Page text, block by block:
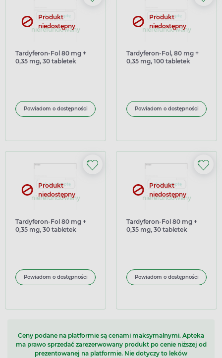
nierefundowany
Produkt
niedostępny
Tardyferon-Fol 80 mg +
0,35 mg, 30 tabletek
Powiadom o dostępności
nierefundowany
Produkt
niedostępny
Tardyferon-Fol, 80 mg +
0,35 mg, 100 tabletek
Powiadom o dostępności
nierefundowany
Produkt
niedostępny
Tardyferon-Fol 80 mg +
0,35 mg, 30 tabletek
Powiadom o dostępności
nierefundowany
Produkt
niedostępny
Tardyferon-Fol 80 mg +
0,35 mg, 30 tabletek
Powiadom o dostępności
Ceny podane na platformie są cenami maksymalnymi. Apteka
ma prawo sprzedać zarezerwowany produkt po cenie niższej od
prezentowanej na platformie. Nie dotyczy to leków